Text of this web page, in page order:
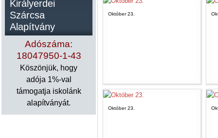
Királyerdei
Szárcsa
Alapítvány
Adószáma:
18047950-1-43
Köszönjük, hogy
adója 1%-val
támogatja iskolánk
alapítványát.
Október 23.
Október 23.